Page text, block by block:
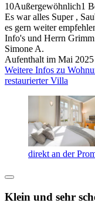
10Außergewöhnlich1
Es war alles Super ,
es gern weiter
Info's und Herrn
Simone A.
Aufenthalt im Mai 2025
Weitere Infos zu
restaurierter Villa
direkt an der
Klein und sehr